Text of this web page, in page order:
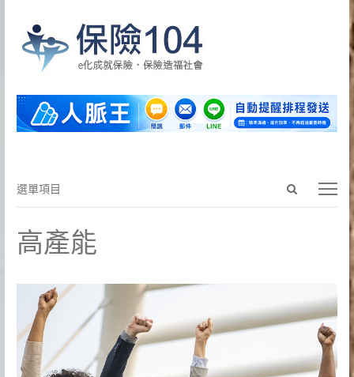
Open
search
選
目
選單項目
高產能